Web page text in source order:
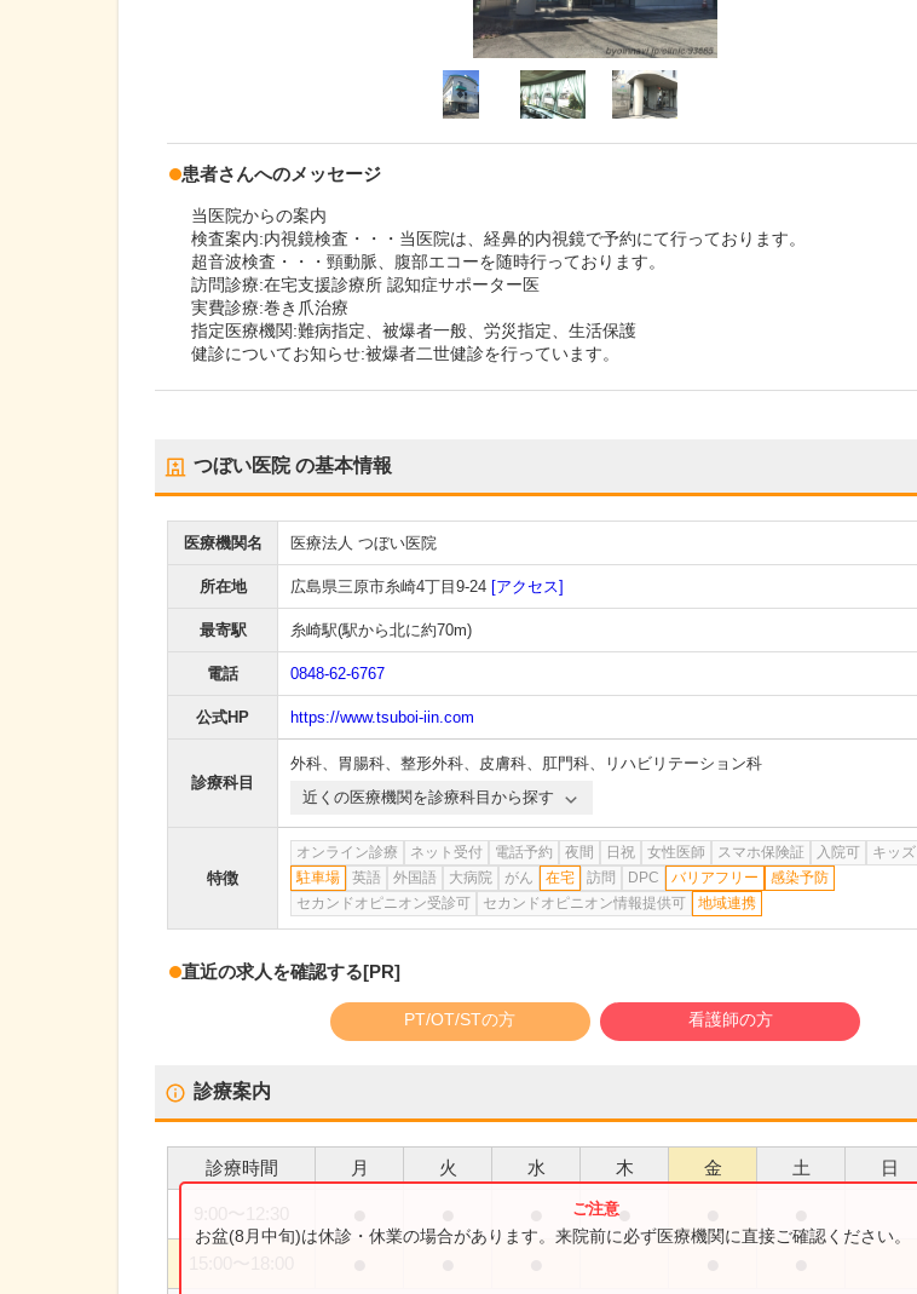
患者さんへのメッセージ
当医院からの案内
検査案内:内視鏡検査・・・当医院は、経鼻的内視鏡で予約にて行っております。
超音波検査・・・頸動脈、腹部エコーを随時行っております。
訪問診療:在宅支援診療所 認知症サポーター医
実費診療:巻き爪治療
指定医療機関:難病指定、被爆者一般、労災指定、生活保護
健診についてお知らせ:被爆者二世健診を行っています。
つぼい医院の基本情報
医療機関名 医療法人 つぼい医院
所在地 広島県三原市糸崎4丁目9-24 [アクセス]
最寄駅 糸崎駅(駅から北に約70m)
電話 0848-62-6767
公式HP https://www.tsuboi-iin.com
診療科目
外科、 胃腸科、 整形外科、 皮膚科、 肛門科、
リハビリテーション科
近くの医療機関を診療科目から探す
特徴
オンライン診療 ネット受付 電話予約 夜間 日祝 女性医師 スマホ保険証 入院可 キッズ
駐車場
英語 外国語 大病院 がん 在宅 訪問 DPC バリアフリー
感染予防
セカンドオピニオン受診可
セカンドオピニオン情報提供可 地域連携
直近の求人を確認する[PR]
PT/OT/STの方 看護師の方
診療案内
診療時間 月 火 水 木 金 土 日
●
お盆(8月中旬)は休診・休業の場合があります。来院前に必ず医療機関に直接ご確認ください。